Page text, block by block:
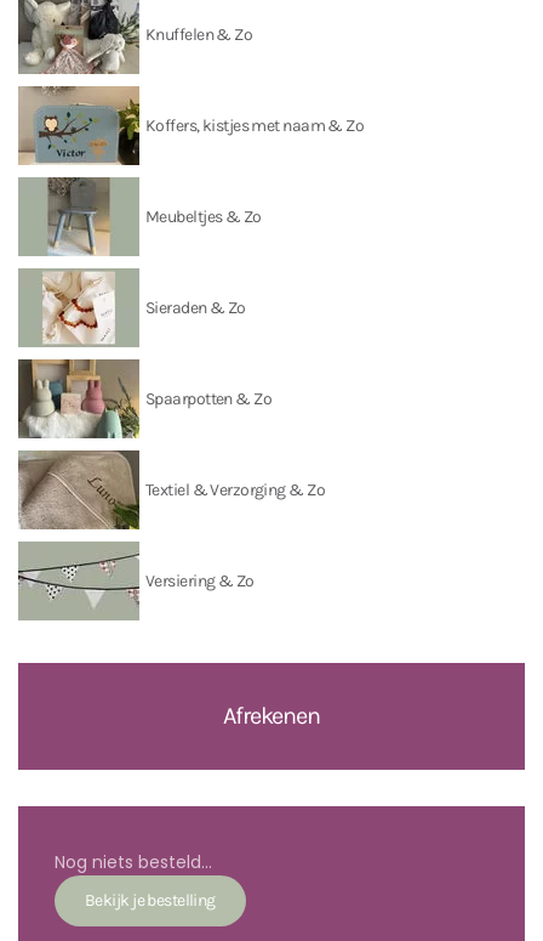
Knuffelen & Zo
Koffers, kistjes met naam & Zo
Meubeltjes & Zo
Sieraden & Zo
Spaarpotten & Zo
Textiel & Verzorging & Zo
Versiering & Zo
Afrekenen
Nog niets besteld...